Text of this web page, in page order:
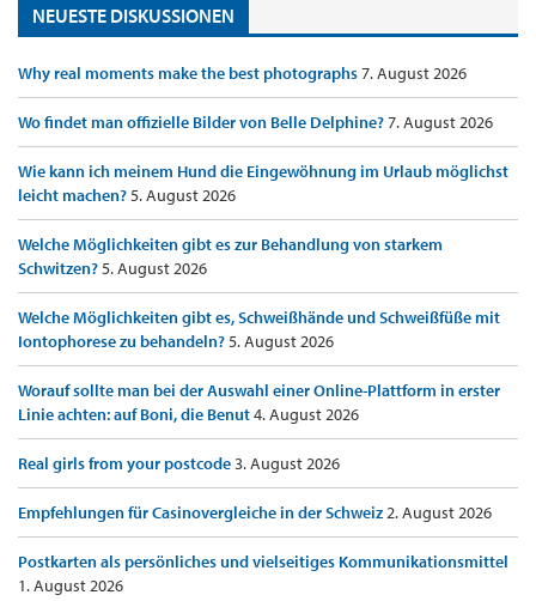
NEUESTE DISKUSSIONEN
Why real moments make the best photographs7. August 2026
Wo findet man offizielle Bilder von Belle Delphine?7. August 2026
Wie kann ich meinem Hund die Eingewöhnung im Urlaub möglichst
leicht machen?5. August 2026
Welche Möglichkeiten gibt es zur Behandlung von starkem
Schwitzen?5. August 2026
Welche Möglichkeiten gibt es, Schweißhände und Schweißfüße mit
Iontophorese zu behandeln?5. August 2026
Worauf sollte man bei der Auswahl einer Online-Plattform in erster
Linie achten: auf Boni, die Benut4. August 2026
Real girls from your postcode3. August 2026
Empfehlungen für Casinovergleiche in der Schweiz2. August 2026
Postkarten als persönliches und vielseitiges Kommunikationsmittel
1. August 2026